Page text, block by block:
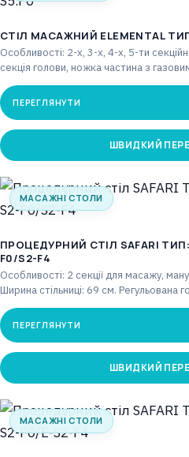
СТІЛ МАСАЖНИЙ ELEMENTAL
Особливості: 2-х, 3-х, 4-х, 5-ти
секція голови, ножка частина з
ПЕРЕГЛЯНУТИ
ШВИДКИЙ
МАСАЖНІ СТОЛИ
ПРОЦЕДУРНИЙ СТІЛ SAFARI ТИП: PUMA
F0/S2-F4
Особливості: 2 секції для масажу,
Ширина стільниці: 69 см. Регульована
ПЕРЕГЛЯНУТИ
ШВИДКИЙ
МАСАЖНІ СТОЛИ